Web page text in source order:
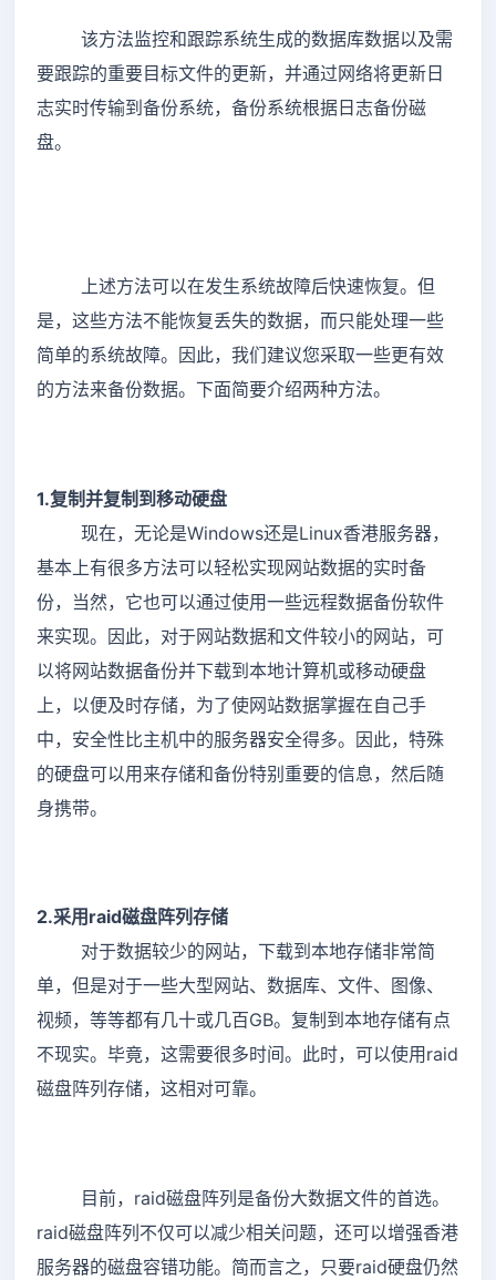
该方法监控和跟踪系统生成的数据库数据以及需
要跟踪的重要目标文件的更新，并通过网络将更新日
志实时传输到备份系统，备份系统根据日志备份磁
盘。
上述方法可以在发生系统故障后快速恢复。但
是，这些方法不能恢复丢失的数据，而只能处理一些
简单的系统故障。因此，我们建议您采取一些更有效
的方法来备份数据。下面简要介绍两种方法。
1.复制并复制到移动硬盘
现在，无论是Windows还是Linux香港服务器，
基本上有很多方法可以轻松实现网站数据的实时备
份，当然，它也可以通过使用一些远程数据备份软件
来实现。因此，对于网站数据和文件较小的网站，可
以将网站数据备份并下载到本地计算机或移动硬盘
上，以便及时存储，为了使网站数据掌握在自己手
中，安全性比主机中的服务器安全得多。因此，特殊
的硬盘可以用来存储和备份特别重要的信息，然后随
身携带。
2.采用raid磁盘阵列存储
对于数据较少的网站，下载到本地存储非常简
单，但是对于一些大型网站、数据库、文件、图像、
视频，等等都有几十或几百GB。复制到本地存储有点
不现实。毕竟，这需要很多时间。此时，可以使用raid
磁盘阵列存储，这相对可靠。
目前，raid磁盘阵列是备份大数据文件的首选。
raid磁盘阵列不仅可以减少相关问题，还可以增强香港
服务器的磁盘容错功能。简而言之，只要raid硬盘仍然